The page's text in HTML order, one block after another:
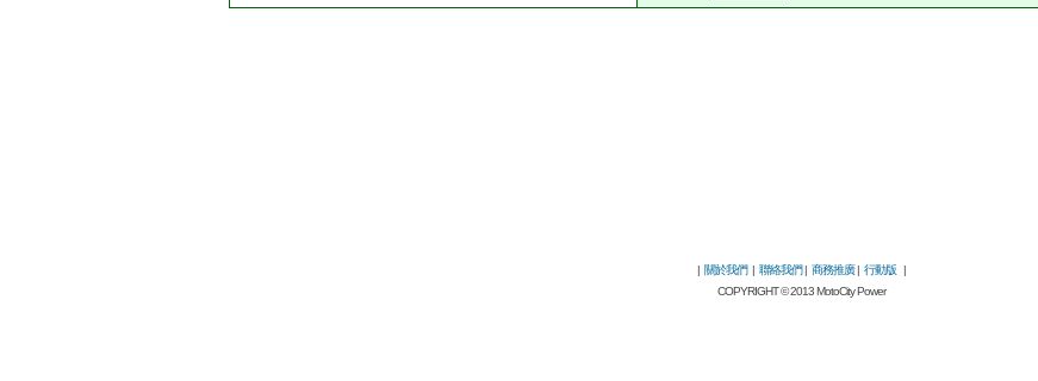
| 關於我們| 聯絡我們| 商務推廣| 行動版|
COPYRIGHT © 2013 MotoCity Power